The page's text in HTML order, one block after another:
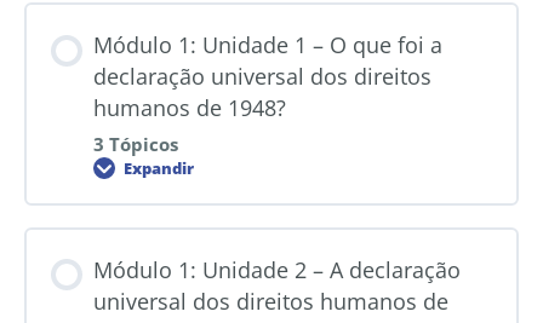
Módulo 1: Unidade 1 – O que foi a
declaração universal dos direitos
humanos de 1948?
3 Tópicos
Expandir
Módulo 1: Unidade 2 – A declaração
universal dos direitos humanos de